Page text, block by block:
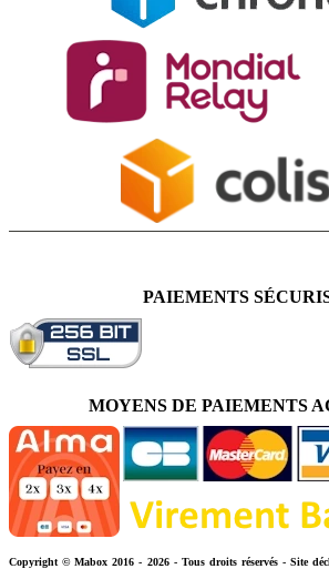
PAIEMENTS
MOYENS DE PAIEMENTS
Copyright © Mabox 2016 - 2026 - Tous droits réservés - Site